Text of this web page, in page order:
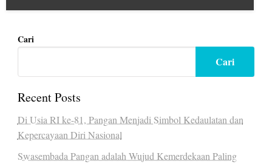
Cari
Cari
Recent Posts
Di Usia RI ke-81, Pangan Menjadi Simbol Kedaulatan dan
Kepercayaan Diri Nasional
Swasembada Pangan adalah Wujud Kemerdekaan Paling